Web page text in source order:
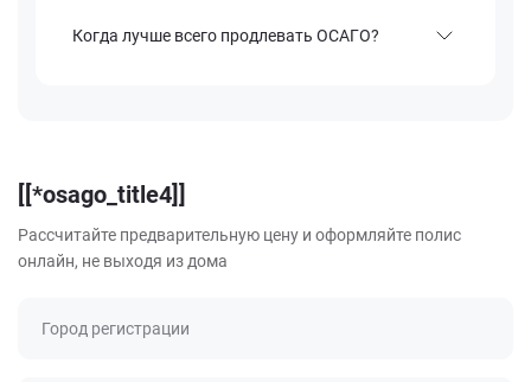
Когда лучше всего продлевать ОСАГО?
[[*osago_title4]]
Рассчитайте предварительную цену и оформляйте полис
онлайн, не выходя из дома
Город регистрации